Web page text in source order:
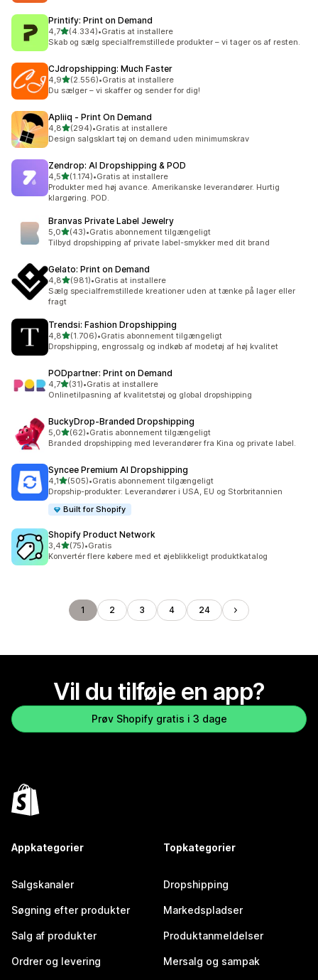
Printify: Print on Demand
4,7ud af 5 stjerner
(4.334)
4334 anmeldelser i alt
•Gratis at installere
Skab og sælg specialfremstillede produkter – vi tager os af resten.
CJdropshipping: Much Faster
4,9ud af 5 stjerner
(2.556)
2556 anmeldelser i alt
•Gratis at installere
Du sælger – vi skaffer og sender for dig!
Apliiq ‑ Print On Demand
4,8ud af 5 stjerner
(294)
294 anmeldelser i alt
•Gratis at installere
Design salgsklart tøj on demand uden minimumskrav
Zendrop: AI Dropshipping & POD
4,5ud af 5 stjerner
(1.174)
1174 anmeldelser i alt
•Gratis at installere
Produkter med høj avance. Amerikanske leverandører. Hurtig
klargøring. POD.
Branvas Private Label Jewelry
5,0ud af 5 stjerner
(43)
43 anmeldelser i alt
•Gratis abonnement tilgængeligt
Tilbyd dropshipping af private label-smykker med dit brand
Gelato: Print on Demand
4,8ud af 5 stjerner
(981)
981 anmeldelser i alt
•Gratis at installere
Sælg specialfremstillede kreationer uden at tænke på lager eller
fragt
Trendsi: Fashion Dropshipping
4,8ud af 5 stjerner
(1.706)
1706 anmeldelser i alt
•Gratis abonnement tilgængeligt
Dropshipping, engrossalg og indkøb af modetøj af høj kvalitet
PODpartner: Print on Demand
4,7ud af 5 stjerner
(31)
31 anmeldelser i alt
•Gratis at installere
Onlinetilpasning af kvalitetstøj og global dropshipping
BuckyDrop‑Branded Dropshipping
5,0ud af 5 stjerner
(62)
62 anmeldelser i alt
•Gratis abonnement tilgængeligt
Branded dropshipping med leverandører fra Kina og private label.
Syncee Premium AI Dropshipping
4,1ud af 5 stjerner
(505)
505 anmeldelser i alt
•Gratis abonnement tilgængeligt
Dropship-produkter: Leverandører i USA, EU og Storbritannien
Built for Shopify
Shopify Product Network
3,4ud af 5 stjerner
(75)
75 anmeldelser i alt
•Gratis
Konvertér flere købere med et øjeblikkeligt produktkatalog
1 2 3 4 24
Vil du tilføje en app?
Prøv Shopify gratis i 3 dage
Appkategorier
Salgskanaler
Søgning efter produkter
Salg af produkter
Ordrer og levering
Topkategorier
Dropshipping
Markedspladser
Produktanmeldelser
Mersalg og sampak